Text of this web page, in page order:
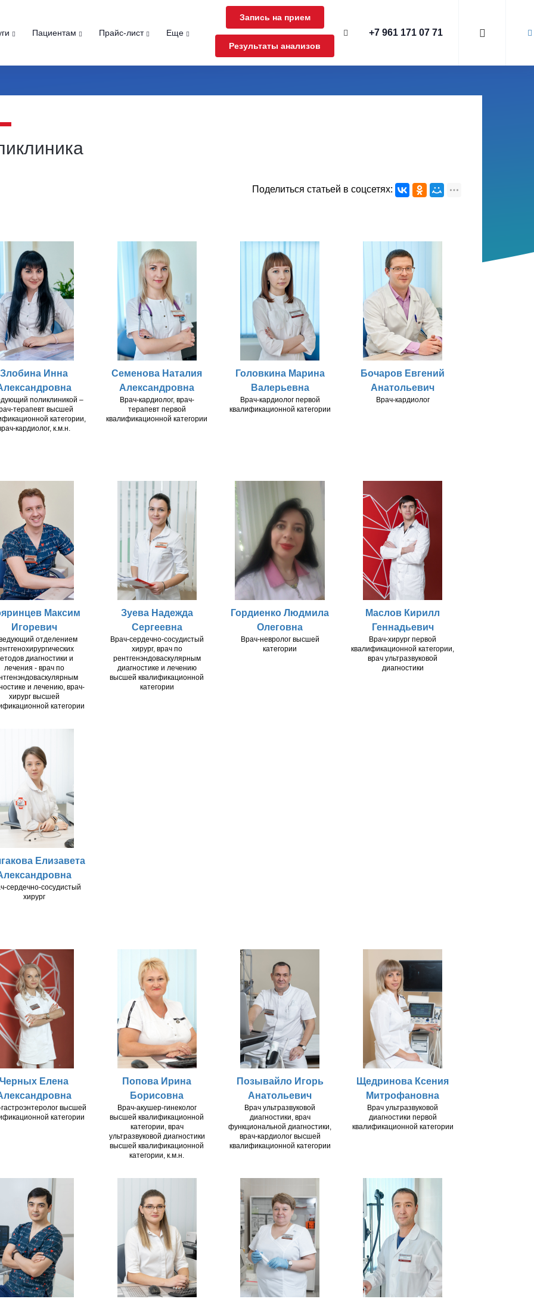
Запись на прием
Результаты анализов
+7 961 171 07 71
Пациентам Прайс-лист Еще
Поделиться статьей в соцсетях:
Злобина Инна
поликлиникой –
терапевт высшей
категории,
кардиолог, к.м.н.
Семенова Наталия
Александровна
Врач-кардиолог, врач-
терапевт первой
квалификационной категории
Головкина Марина
Валерьевна
Врач-кардиолог первой
квалификационной категории
Бочаров Евгений
Анатольевич
Врач-кардиолог
Максим
Игоревич
отделением
диагностики и
лечения - врач по
и лечению, врач-
хирург высшей
категории
Зуева Надежда
Сергеевна
Врач-сердечно-сосудистый
хирург, врач по
рентгенэндоваскулярным
диагностике и лечению
высшей квалификационной
категории
Гордиенко Людмила
Олеговна
Врач-невролог высшей
категории
Маслов Кирилл
Геннадьевич
Врач-хирург первой
квалификационной категории,
врач ультразвуковой
диагностики
Елизавета
сердечно-сосудистый
хирург
Черных Елена
высшей
категории
Попова Ирина
Борисовна
Врач-акушер-гинеколог
высшей квалификационной
категории, врач
ультразвуковой диагностики
высшей квалификационной
категории, к.м.н.
Позывайло Игорь
Анатольевич
Врач ультразвуковой
диагностики, врач
функциональной диагностики,
врач-кардиолог высшей
квалификационной категории
Щедринова Ксения
Митрофановна
Врач ультразвуковой
диагностики первой
квалификационной категории